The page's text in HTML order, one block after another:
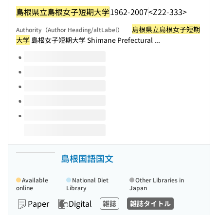
島根県立島根女子短期大学1962-2007<Z22-333>
Authority（Author Heading/altLabel）
島根県立島根女子短期
大学 島根女子短期大学 Shimane Prefectural ...
Volumes of this title
島根国語国文
Paper Digital 雑誌 雑誌タイトル
Available
online
National Diet
Library
Other Libraries in
Japan